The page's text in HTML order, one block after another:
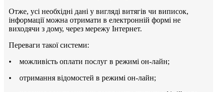
Отже, усі необхідні дані у вигляді витягів чи виписок,
інформації можна отримати в електронній формі не
виходячи з дому, через мережу Інтернет.
Переваги такої системи:
• можливість оплати послуг в режимі он-лайн;
• отримання відомостей в режимі он-лайн;